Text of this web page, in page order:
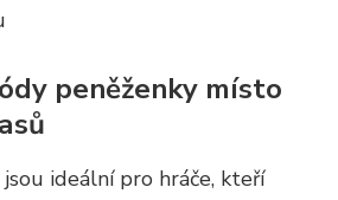
peněženky místo
ideální pro hráče, kteří